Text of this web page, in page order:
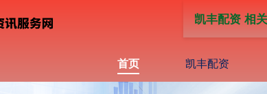
首页 凯丰配资
凯丰配资 相